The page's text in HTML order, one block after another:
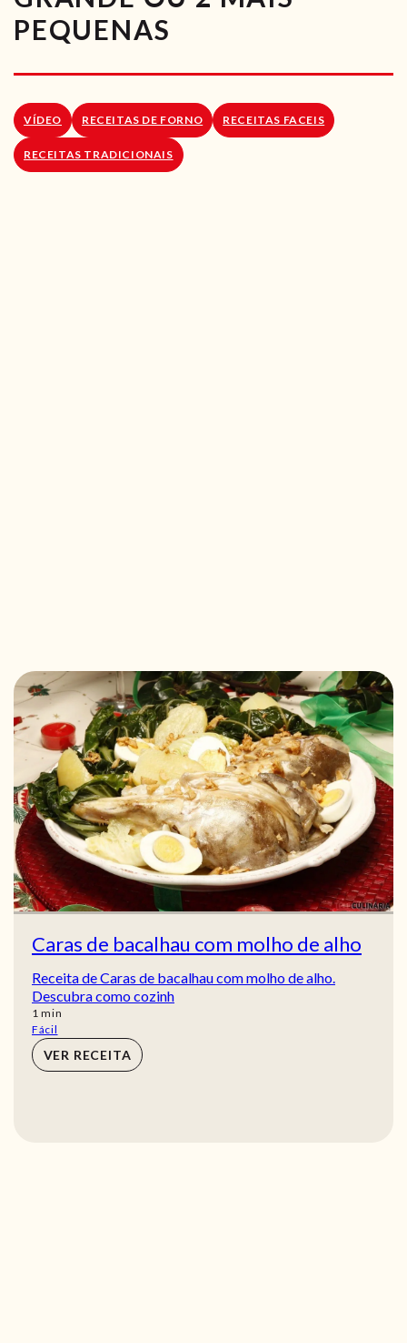
RECEITAS VEGGIE
LOJA ONLINE
PEQUENAS
VÍDEO RECEITAS DE FORNO RECEITAS FACEIS
RECEITAS TRADICIONAIS
Caras de bacalhau com molho de alho
Receita de Caras de bacalhau com molho de alho.
Descubra como cozinh
1 min
min
Fácil
VER RECEITA